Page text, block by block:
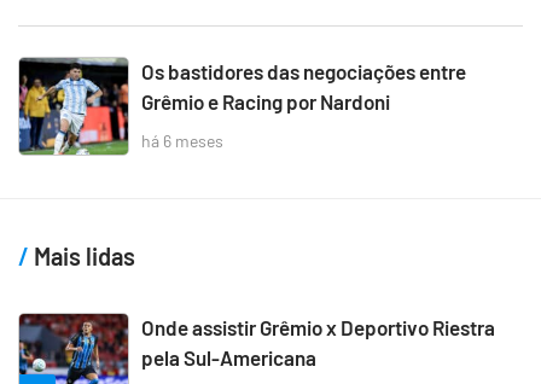
Os bastidores das negociações entre
Grêmio e Racing por Nardoni
há 6 meses
Mais lidas
Onde assistir Grêmio x Deportivo Riestra
pela Sul-Americana